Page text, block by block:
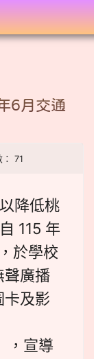
6月交通
71
降低桃
115 年
於學校
聲廣播
卡及影
，宣導